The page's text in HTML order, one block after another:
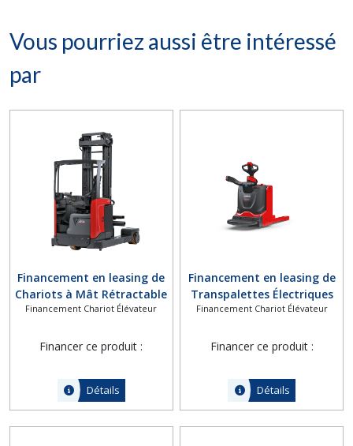
Vous pourriez aussi être intéressé
par
Financement en leasing de
Chariots à Mât Rétractable
Fenwick-Linde Série R25 -
Manutention pour Charges
Importantes
Financement Chariot Élévateur
Financer ce produit :
Détails
Financement en leasing de
Transpalettes Électriques
Fenwick-Linde Série T16 -
et Sécurisée
Financement Chariot Élévateur
Financer ce produit :
Détails